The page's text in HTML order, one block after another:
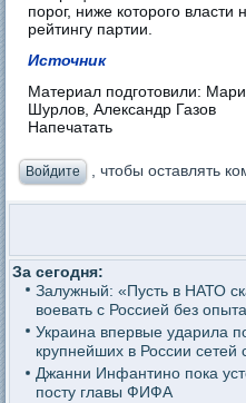
порог, ниже которого власти
рейтингу партии.
Источник
Материал подготовили:
Шурлов, Александр Газов
Напечатать
Войдите , чтобы оставлять
За сегодня:
Залужный: «Пусть в НАТО
воевать с Россией без
Украина впервые ударила
крупнейших в России сетей
Джанни Инфантино пока
посту главы ФИФА